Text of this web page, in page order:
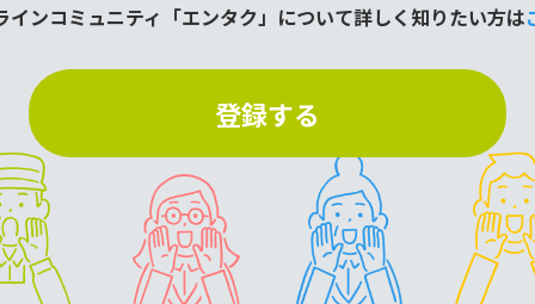
インコミュニティ「エンタク」について詳しく知りたい方は
登録する